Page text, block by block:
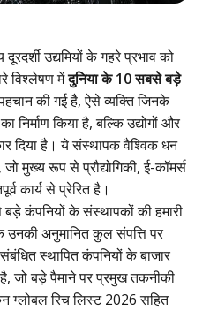
उद्यमियों के गहरे प्रभाव को
विश्लेषण मेंदुनिया के 10 सबसे बड़े
की गई है, ऐसे व्यक्ति जिनके
निर्माण किया है, बल्कि उद्योगों और
दिया है। ये संस्थापक वैश्विक धन
मुख्य रूप से प्रौद्योगिकी, ई-कॉमर्स
कार्य से प्रेरित है।
कंपनियों के संस्थापकों की हमारी
अनुमानित कुल संपत्ति पर
स्थापित कंपनियों के बाजार
जो बड़े पैमाने पर प्रमुख तकनीकी
ग्लोबल रिच लिस्ट 2026 सहित